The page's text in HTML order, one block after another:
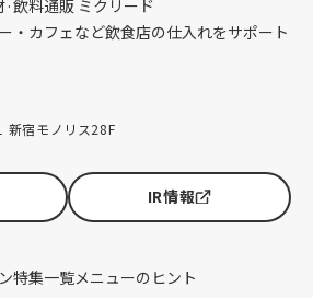
飲料通販 ミクリード
・カフェなど飲食店の仕入れをサポート
新宿モノリス28F
IR情報
特集一覧メニューのヒント